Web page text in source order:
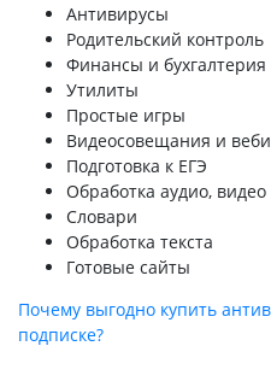
Антивирусы
Родительский контроль
Финансы и бухгалтерия
Утилиты
Простые игры
Видеосовещания и
Подготовка к ЕГЭ
Обработка аудио,
Словари
Обработка текста
Готовые сайты
Почему выгодно купить
подписке?